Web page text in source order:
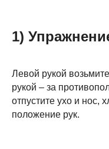
1)
Левой рукой
рукой – за
отпустите ухо и нос,
положение рук.